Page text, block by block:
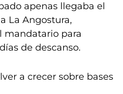
apenas llegaba el
La Angostura,
mandatario para
de descanso.
a crecer sobre bases